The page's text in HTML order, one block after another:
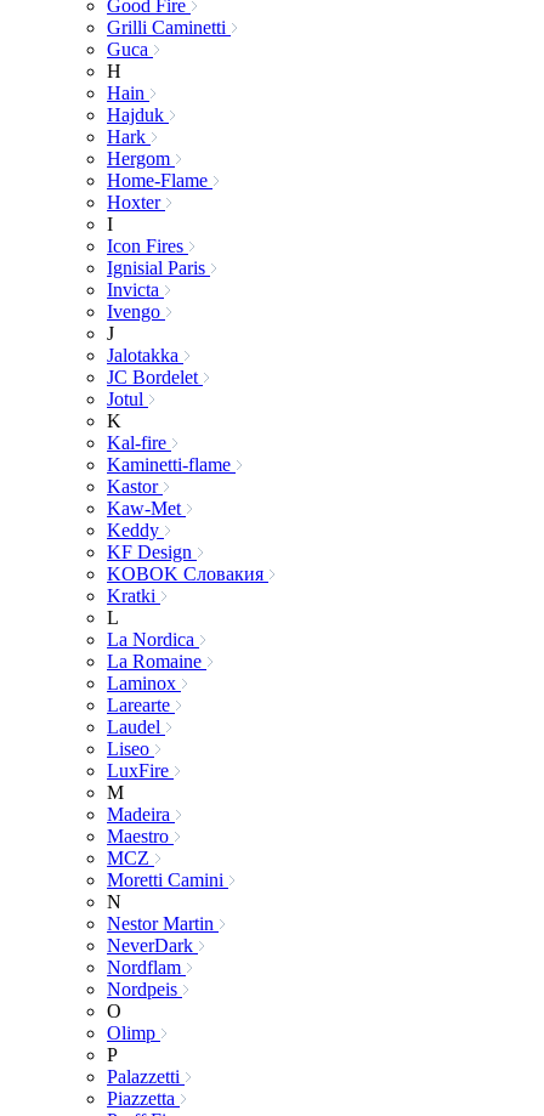
Good Fire
Grilli Caminetti
Guca
H
Hain
Hajduk
Hark
Hergom
Home-Flame
Hoxter
I
Icon Fires
Ignisial Paris
Invicta
Ivengo
J
Jalotakka
JC Bordelet
Jotul
K
Kal-fire
Kaminetti-flame
Kastor
Kaw-Met
Keddy
KF Design
KOBOK Словакия
Kratki
L
La Nordica
La Romaine
Laminox
Larearte
Laudel
Liseo
LuxFire
M
Madeira
Maestro
MCZ
Moretti Camini
N
Nestor Martin
NeverDark
Nordflam
Nordpeis
O
Olimp
P
Palazzetti
Piazzetta